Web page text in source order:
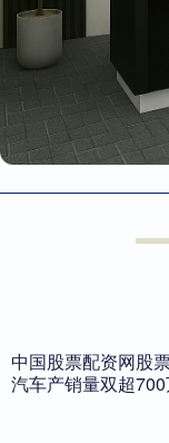
中国股票配资网股
汽车产销量双超